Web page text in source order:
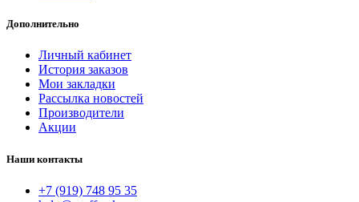
Дополнительно
Личный кабинет
История заказов
Мои закладки
Рассылка новостей
Производители
Акции
Наши контакты
+7 (919) 748 95 35